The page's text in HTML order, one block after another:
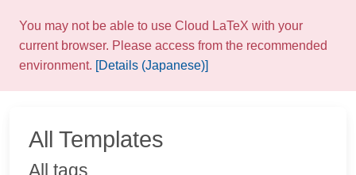
You may not be able to use Cloud LaTeX with your
current browser. Please access from the recommended
environment. [Details (Japanese)]
All Templates
All tags